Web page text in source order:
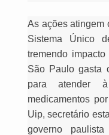
As ações atingem
Sistema Único
tremendo
São Paulo gasta
para atender
medicamentos
Uip, secretário
governo